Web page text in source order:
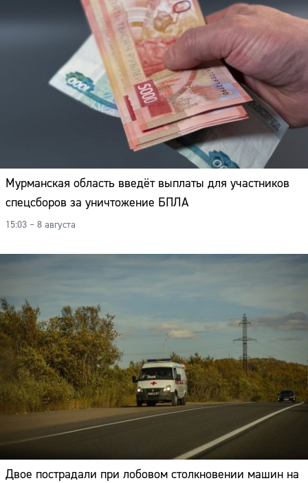
Мурманская область введёт выплаты для участников
спецсборов за уничтожение БПЛА
15:03 – 8 августа
Двое пострадали при лобовом столкновении машин на